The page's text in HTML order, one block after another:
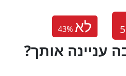
43% לא
עניינה אותך